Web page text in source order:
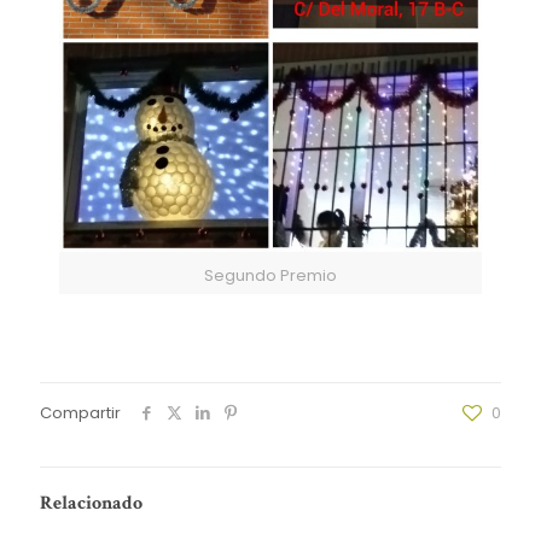
Segundo Premio
Compartir 0
Relacionado